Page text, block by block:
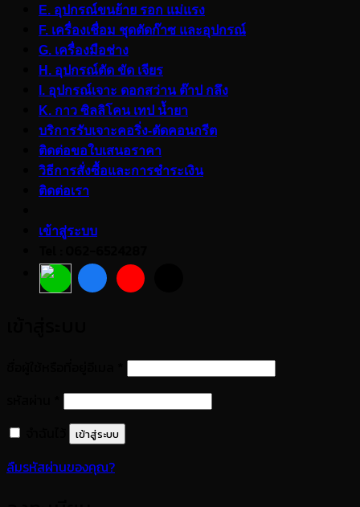
E. อุปกรณ์ขนย้าย รอก แม่แรง
F. เครื่องเชื่อม ชุดตัดก๊าซ และอุปกรณ์
G. เครื่องมือช่าง
H. อุปกรณ์ตัด ขัด เจียร
I. อุปกรณ์เจาะ ดอกสว่าน ต๊าป กลึง
K. กาว ซิลลิโคน เทป น้ำยา
บริการรับเจาะคอริ่ง-ตัดคอนกรีต
ติดต่อขอใบเสนอราคา
วิธีการสั่งซื้อและการชำระเงิน
ติดต่อเรา
เข้าสู่ระบบ
ต้องการ
ต้องการ
เข้าสู่ระบบ
ลืมรหัสผ่านของคุณ?